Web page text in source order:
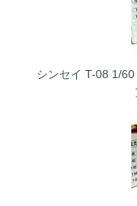
シンセイ T-08 1/